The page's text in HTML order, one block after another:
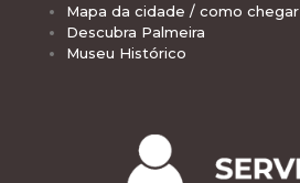
Mapa da cidade / como chegar
Descubra Palmeira
Museu Histórico